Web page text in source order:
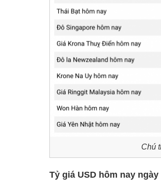
Chú
Tỷ giá USD hôm nay